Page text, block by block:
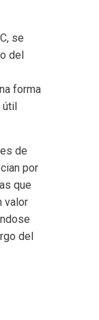
se
del
forma
de
por
que
valor
del